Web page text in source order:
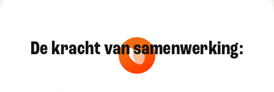
De kracht van samenwerking: